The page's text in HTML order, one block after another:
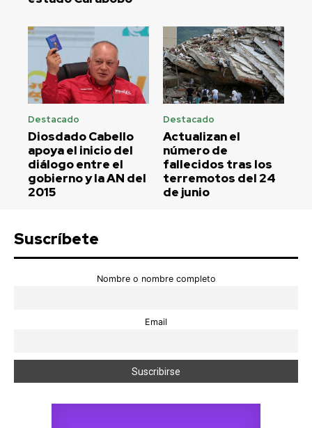
Destacado
Diosdado Cabello
apoya el inicio del
diálogo entre el
gobierno y la AN del
2015
Destacado
Actualizan el
número de
fallecidos tras los
terremotos del 24
de junio
Suscríbete
Nombre o nombre completo
Email